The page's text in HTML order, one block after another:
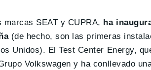
SEAT y CUPRA, ha
(de hecho, son las primeras
Unidos). El Test Center Energy,
Volkswagen y ha conllevado